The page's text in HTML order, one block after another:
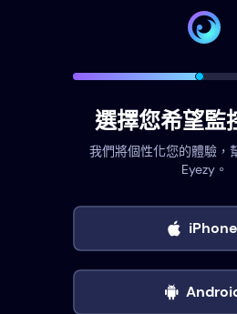
選擇您希望監
我們將個性化您的體驗，
Eyezy。
iPhone